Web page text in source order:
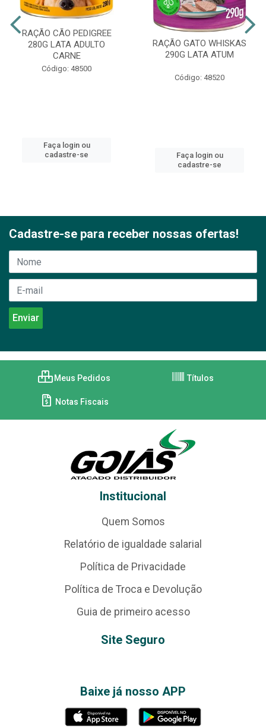
RAÇÃO CÃO PEDIGREE
280G LATA ADULTO
CARNE
Código: 48500
Faça login ou
cadastre-se
RAÇÃO GATO WHISKAS
290G LATA ATUM
Código: 48520
Faça login ou
cadastre-se
Cadastre-se para receber nossas ofertas!
Meus Pedidos Títulos
Notas Fiscais
Institucional
Quem Somos
Relatório de igualdade salarial
Política de Privacidade
Política de Troca e Devolução
Guia de primeiro acesso
Site Seguro
Baixe já nosso APP